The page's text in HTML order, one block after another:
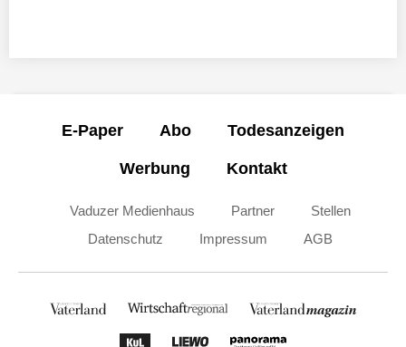
E-Paper Abo Todesanzeigen
Werbung Kontakt
Vaduzer Medienhaus Partner
Stellen
Datenschutz
Impressum AGB